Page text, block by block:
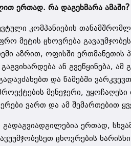
ერთად. რა დაგეხმარა ამაში?
კომპანიების
მეტის ცხოვრება
აზრით, ოფისში
ან გვეწყინება,
და წამებში
მენეჯერი,
ვართ და ამ შემართებით
ერთად,
ცხოვრების